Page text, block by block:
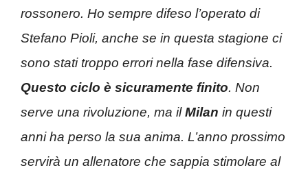
rossonero. Ho sempre difeso l’operato di
Stefano Pioli, anche se in questa stagione ci
sono stati troppo errori nella fase difensiva.
Questo ciclo è sicuramente finito. Non
serve una rivoluzione, ma ilMilan in questi
anni ha perso la sua anima. L’anno prossimo
servirà un allenatore che sappia stimolare al